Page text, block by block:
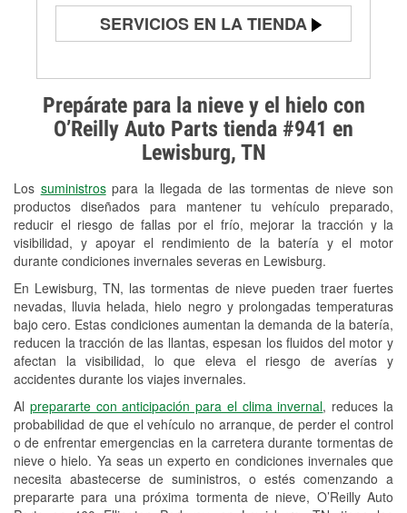
Prepárate para la nieve y el hielo con
O’Reilly Auto Parts tienda #941 en
Lewisburg, TN
Los suministrospara la llegada de las tormentas de nieve son
productos diseñados para mantener tu vehículo preparado,
reducir el riesgo de fallas por el frío, mejorar la tracción y la
visibilidad, y apoyar el rendimiento de la batería y el motor
durante condiciones invernales severas en Lewisburg.
En Lewisburg, TN, las tormentas de nieve pueden traer fuertes
nevadas, lluvia helada, hielo negro y prolongadas temperaturas
bajo cero. Estas condiciones aumentan la demanda de la batería,
reducen la tracción de las llantas, espesan los fluidos del motor y
afectan la visibilidad, lo que eleva el riesgo de averías y
accidentes durante los viajes invernales.
Al prepararte con anticipación para el clima invernal, reduces la
probabilidad de que el vehículo no arranque, de perder el control
o de enfrentar emergencias en la carretera durante tormentas de
nieve o hielo. Ya seas un experto en condiciones invernales que
necesita abastecerse de suministros, o estés comenzando a
prepararte para una próxima tormenta de nieve, O’Reilly Auto
SERVICIOS EN LA TIENDA
Prueba de alternadores y
arrancadores
Revisión de la luz "Check Engine"
Reciclaje de baterías y aceite
Instalación de bombillas de faros
Instalación de limpiaparabrisas
Programa de Préstamo de
Herramientas
Mezcla de pinturas
Rectificación de tambores y discos de
freno
Snowstorm Supplies
Conoce más